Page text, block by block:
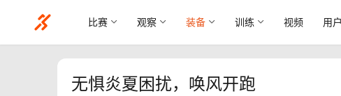
比赛 观察 装备 训练 视频 用
无惧炎夏困扰，唤风开跑